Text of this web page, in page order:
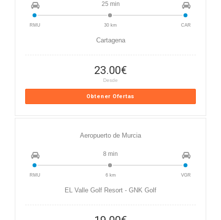
25 min
RMU 30 km CAR
Cartagena
23.00€
Desde
Obtener Ofertas
Aeropuerto de Murcia
8 min
RMU 6 km VGR
EL Valle Golf Resort - GNK Golf